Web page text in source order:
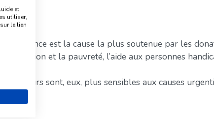
?
l’enfance est la cause la plus soutenue par les
et la pauvreté, l’aide aux personnes
donateurs sont, eux, plus sensibles aux causes
et
utiliser,
le lien